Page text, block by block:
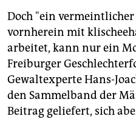
Doch "ein vermeintlicher
vornherein mit
arbeitet, kann nur ein
Freiburger
Gewaltexperte Hans-
den Sammelband der
Beitrag geliefert, sich